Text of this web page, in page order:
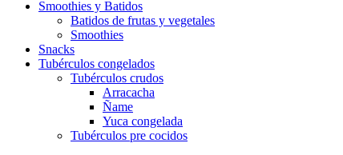
Smoothies y Batidos
Batidos de frutas y vegetales
Smoothies
Snacks
Tubérculos congelados
Tubérculos crudos
Arracacha
Ñame
Yuca congelada
Tubérculos pre cocidos